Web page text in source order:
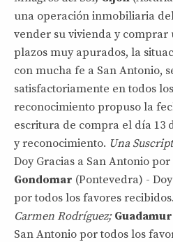
una operación inmobiliaria
vender su vivienda y comprar
plazos muy apurados, la
con mucha fe a San Antonio,
satisfactoriamente en todos
reconocimiento propuso la
escritura de compra el día 13
y reconocimiento. Una
Doy Gracias a San Antonio
Gondomar (Pontevedra) -
por todos los favores
Carmen Rodríguez; Guadamur
San Antonio por todos los